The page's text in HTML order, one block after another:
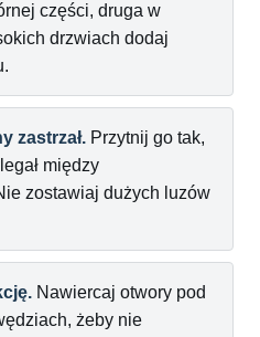
części, druga w
drzwiach dodaj
zastrzał. Przytnij go tak,
między
zostawiaj dużych luzów
Nawiercaj otwory pod
żeby nie